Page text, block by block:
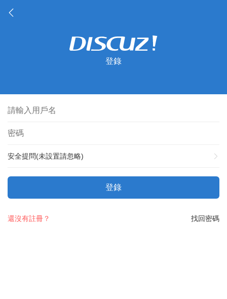
登錄
安全提問(未設置請忽略)
登錄
找回密碼
還沒有註冊？